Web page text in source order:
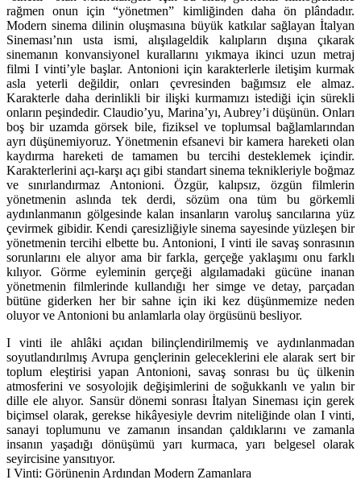
rağmen onun için “yönetmen” kimliğinden daha ön plândadır.
Modern sinema dilinin oluşmasına büyük katkılar sağlayan İtalyan
Sineması’nın usta ismi, alışılageldik kalıpların dışına çıkarak
sinemanın konvansiyonel kurallarını yıkmaya ikinci uzun metraj
filmi I vinti’yle başlar. Antonioni için karakterlerle iletişim kurmak
asla yeterli değildir, onları çevresinden bağımsız ele almaz.
Karakterle daha derinlikli bir ilişki kurmamızı istediği için sürekli
onların peşindedir. Claudio’yu, Marina’yı, Aubrey’i düşünün. Onları
boş bir uzamda görsek bile, fiziksel ve toplumsal bağlamlarından
ayrı düşünemiyoruz. Yönetmenin efsanevi bir kamera hareketi olan
kaydırma hareketi de tamamen bu tercihi desteklemek içindir.
Karakterlerini açı-karşı açı gibi standart sinema teknikleriyle boğmaz
ve sınırlandırmaz Antonioni. Özgür, kalıpsız, özgün filmlerin
yönetmenin aslında tek derdi, sözüm ona tüm bu görkemli
aydınlanmanın gölgesinde kalan insanların varoluş sancılarına yüz
çevirmek gibidir. Kendi çaresizliğiyle sinema sayesinde yüzleşen bir
yönetmenin tercihi elbette bu. Antonioni, I vinti ile savaş sonrasının
sorunlarını ele alıyor ama bir farkla, gerçeğe yaklaşımı onu farklı
kılıyor. Görme eyleminin gerçeği algılamadaki gücüne inanan
yönetmenin filmlerinde kullandığı her simge ve detay, parçadan
bütüne giderken her bir sahne için iki kez düşünmemize neden
oluyor ve Antonioni bu anlamlarla olay örgüsünü besliyor.
I vinti ile ahlâki açıdan bilinçlendirilmemiş ve aydınlanmadan
soyutlandırılmış Avrupa gençlerinin geleceklerini ele alarak sert bir
toplum eleştirisi yapan Antonioni, savaş sonrası bu üç ülkenin
atmosferini ve sosyolojik değişimlerini de soğukkanlı ve yalın bir
dille ele alıyor. Sansür dönemi sonrası İtalyan Sineması için gerek
biçimsel olarak, gerekse hikâyesiyle devrim niteliğinde olan I vinti,
sanayi toplumunu ve zamanın insandan çaldıklarını ve zamanla
insanın yaşadığı dönüşümü yarı kurmaca, yarı belgesel olarak
seyircisine yansıtıyor.
I Vinti: Görünenin Ardından Modern Zamanlara